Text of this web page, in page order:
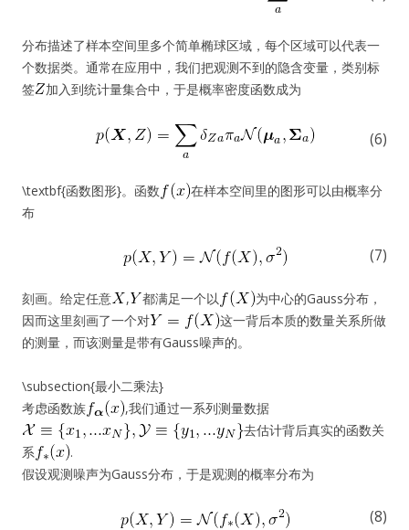
分布描述了样本空间里多个简单椭球区域，每个区域可以代表一
个数据类。通常在应用中，我们把观测不到的隐含变量，类别标
签
加入到统计量集合中，于是概率密度函数成为
(6)
\textbf{函数图形}。函数
在样本空间里的图形可以由概率分
布
(7)
刻画。给定任意 , 都满足一个以
为中心的Gauss分布，
因而这里刻画了一个对
这一背后本质的数量关系所做
的测量，而该测量是带有Gauss噪声的。
\subsection{最小二乘法}
考虑函数族
,我们通过一系列测量数据
去估计背后真实的函数关
系
.
假设观测噪声为Gauss分布，于是观测的概率分布为
(8)